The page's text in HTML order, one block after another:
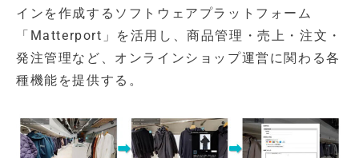
インを作成するソフトウェアプラットフォーム
「Matterport」を活用し、商品管理・売上・注文・
発注管理など、オンラインショップ運営に関わる各
種機能を提供する。